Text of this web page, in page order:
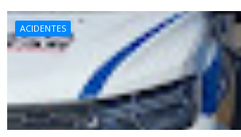
ACIDENTES